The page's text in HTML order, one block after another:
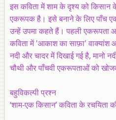
इस कविता में शाम के दृश्य को किसान
एकरूपक है। इसे बनाने के लिए पाँच
उन्हें उपमा कहते हैं। पहली एकरूपता
कविता में 'आकाश का साफ़ा' वाक्यांश
नदी और चादर में दिखाई गई है, मानो
चौथी और पाँचवी एकरूपताओं को
बहुविकल्पी प्रश्न
‘शाम-एक किसान’ कविता के रचयिता